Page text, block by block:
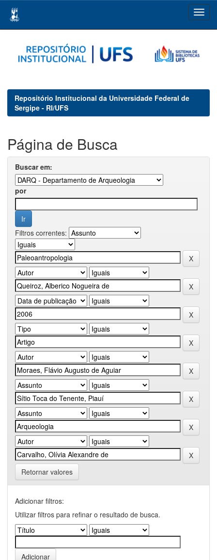
navigation
Repositório Institucional da Universidade Federal de
Sergipe - RI/UFS
Página de Busca
Buscar em:
por
Filtros correntes:
Retornar valores
Adicionar filtros:
Utilizar filtros para refinar o resultado de busca.